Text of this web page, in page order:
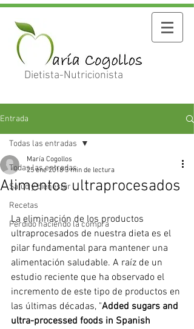
Dietista-Nutricionista
Entrada
Todas las entradas
Salud y bienestar
Recetas
Perdido haciendo la compra
Todas las entradas
Alimentos ultraprocesados
María Cogollos
25 ene 2018 3 min de lectura
La eliminación de los productos
ultraprocesados de nuestra dieta es el
pilar fundamental para mantener una
alimentación saludable. A raíz de un
estudio reciente que ha observado el
incremento de este tipo de productos en
las últimas décadas, "Added sugars and
ultra-processed foods in Spanish